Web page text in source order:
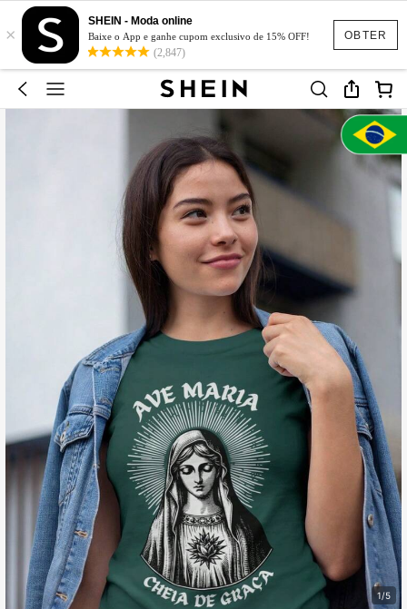
OBTER
×
SHEIN - Moda online
Baixe o App e ganhe cupom exclusivo de 15% OFF!
(2,847)
1/5